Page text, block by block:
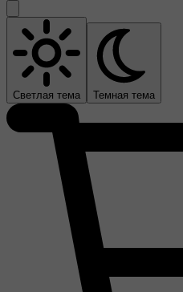
Светлая тема Темная тема